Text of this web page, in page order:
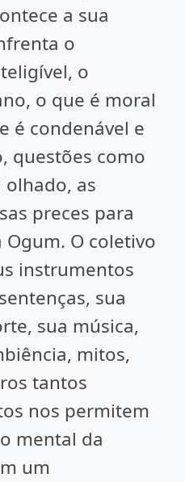
a sua
o
o
o que é moral
é condenável e
questões como
olhado, as
preces para
Ogum. O coletivo
instrumentos
sua
sua música,
mitos,
tantos
nos permitem
mental da
um